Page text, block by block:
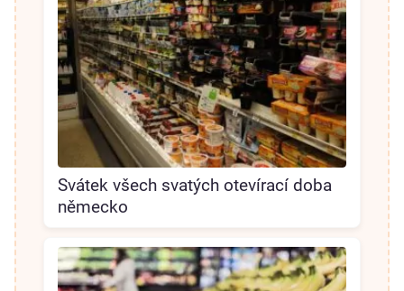
Svátek všech svatých otevírací doba
německo